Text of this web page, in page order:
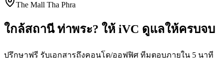
The Mall Tha Phra
ใกล้สถานีท่าพระ? ให้ iVC ดูแลให้ครบจบ
ปรึกษาฟรี รับเอกสารถึงคอนโด/ออฟฟิศ ทีมตอบภายใน 5 นาที